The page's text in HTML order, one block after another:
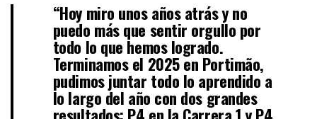
“Hoy miro unos años atrás y no
puedo más que sentir orgullo por
todo lo que hemos logrado.
Terminamos el 2025 en Portimão,
pudimos juntar todo lo aprendido a
lo largo del año con dos grandes